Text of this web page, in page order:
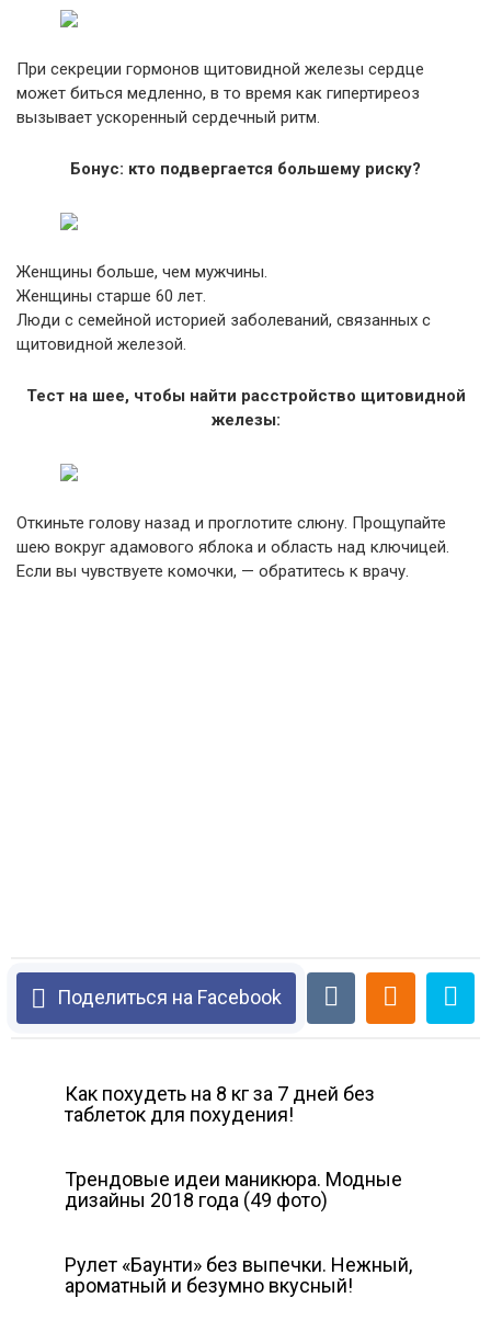
При секреции гормонов щитовидной железы сердце
может биться медленно, в то время как гипертиреоз
вызывает ускоренный сердечный ритм.
Бонус: кто подвергается большему риску?
Женщины больше, чем мужчины.
Женщины старше 60 лет.
Люди с семейной историей заболеваний, связанных с
щитовидной железой.
Тест на шее, чтобы найти расстройство щитовидной
железы:
Откиньте голову назад и проглотите слюну. Прощупайте
шею вокруг адамового яблока и область над ключицей.
Если вы чувствуете комочки, — обратитесь к врачу.
Поделиться на Facebook
Как похудеть на 8 кг за 7 дней без
таблеток для похудения!
Трендовые идеи маникюра. Модные
дизайны 2018 года (49 фото)
Рулет «Баунти» без выпечки. Нежный,
ароматный и безумно вкусный!